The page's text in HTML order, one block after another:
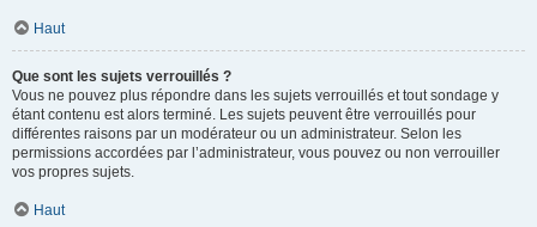
Haut
Que sont les sujets verrouillés ?
Vous ne pouvez plus répondre dans les sujets verrouillés et tout sondage y
étant contenu est alors terminé. Les sujets peuvent être verrouillés pour
différentes raisons par un modérateur ou un administrateur. Selon les
permissions accordées par l’administrateur, vous pouvez ou non verrouiller
vos propres sujets.
Haut